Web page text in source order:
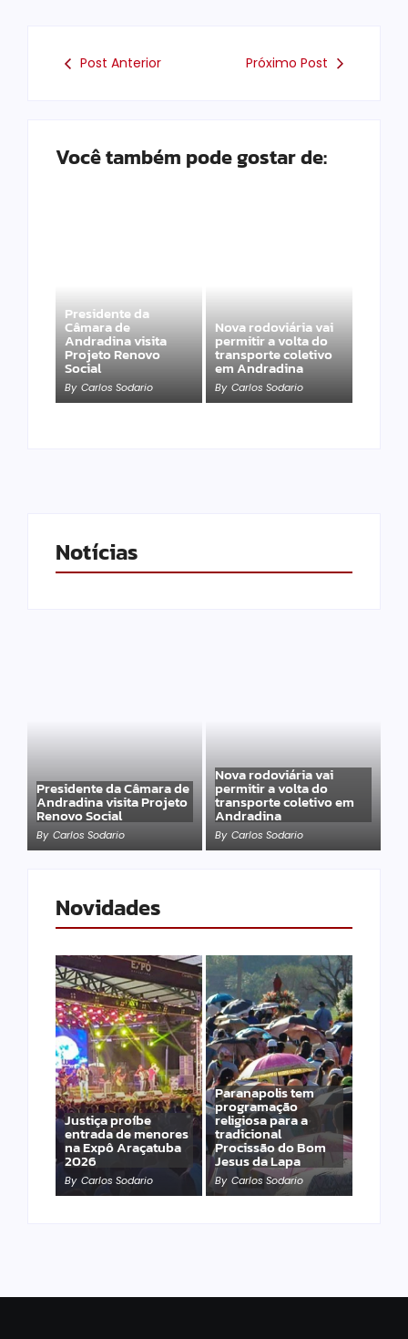
Post Anterior Próximo Post
Você também pode gostar de:
Presidente da
Câmara de
Andradina visita
Projeto Renovo
Social
By Carlos Sodario
Nova rodoviária vai
permitir a volta do
transporte coletivo
em Andradina
By Carlos Sodario
Notícias
Presidente da Câmara de
Andradina visita Projeto
Renovo Social
By Carlos Sodario
Nova rodoviária vai
permitir a volta do
transporte coletivo em
Andradina
By Carlos Sodario
Novidades
Justiça proíbe
entrada de menores
na Expô Araçatuba
2026
By Carlos Sodario
Paranapolis tem
programação
religiosa para a
tradicional
Procissão do Bom
Jesus da Lapa
By Carlos Sodario